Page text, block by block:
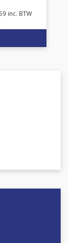
inc. BTW